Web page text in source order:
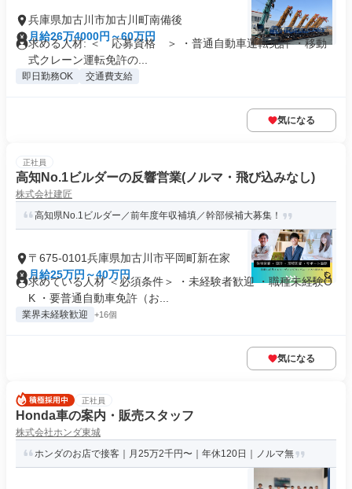
兵庫県加古川市加古川町南備後
月給26万4000円～60万円
求める人材: ＜ 応募資格 ＞ ・普通自動車運転免許 ・移動
式クレーン運転免許の...
即日勤務OK 交通費支給
気になる
正社員
高知No.1ビルダーの反響営業(ノルマ・飛び込みなし)
株式会社建匠
高知県No.1ビルダー／前年度年収補填／幹部候補大募集！
〒675-0101兵庫県加古川市平岡町新在家
月給25万円～40万円
求めている人材 ＜必須条件＞ ・未経験者歓迎 ・職種未経験O
K ・要普通自動車免許（お...
業界未経験歓迎 +16個
気になる
正社員
Honda車の案内・販売スタッフ
株式会社ホンダ東城
ホンダのお店で接客｜月25万2千円〜｜年休120日｜ノルマ無